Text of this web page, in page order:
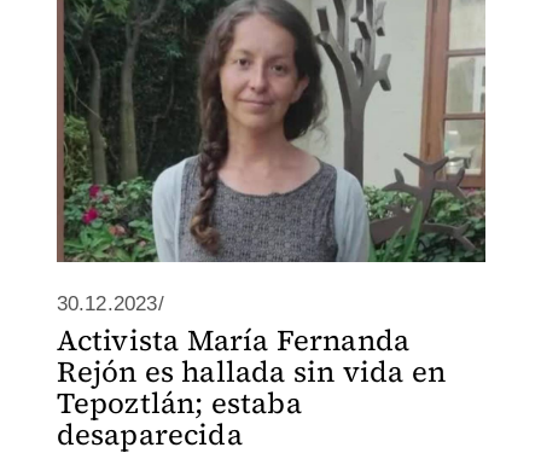
años.
30.12.2023/
Activista María Fernanda
Rejón es hallada sin vida en
Tepoztlán; estaba
desaparecida